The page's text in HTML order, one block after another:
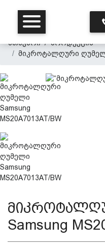
ჩვენ შესახებ
პერსონალურ
მთავარი
პროდუქცია
მიკროტალღური ღუმელი
Samsung